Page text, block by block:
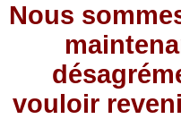
Nous
vouloir